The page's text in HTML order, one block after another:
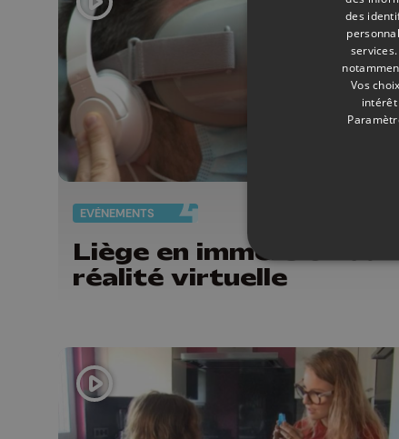
EVÈNEMENTS
Liège en immersion
réalité virtuelle
des
services.
Vos
intérêt